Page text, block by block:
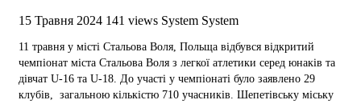
15 Травня 2024 141 views System System
11 травня у місті Стальова Воля, Польща відбувся відкритий
чемпіонат міста Стальова Воля з легкої атлетики серед юнаків та
дівчат U-16 та U-18. До участі у чемпіонаті було заявлено 29
клубів, загальною кількістю 710 учасників. Шепетівську міську